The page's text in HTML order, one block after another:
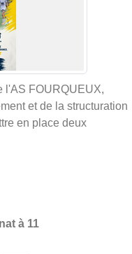
l'AS FOURQUEUX,
et de la structuration
en place deux
à 11